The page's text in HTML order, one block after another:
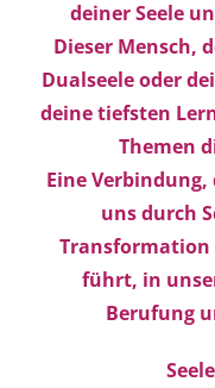
deiner Seele
Dieser Mensch,
Dualseele oder
deine tiefsten
Themen
Eine
uns durch
Transformation
führt, in
Berufung